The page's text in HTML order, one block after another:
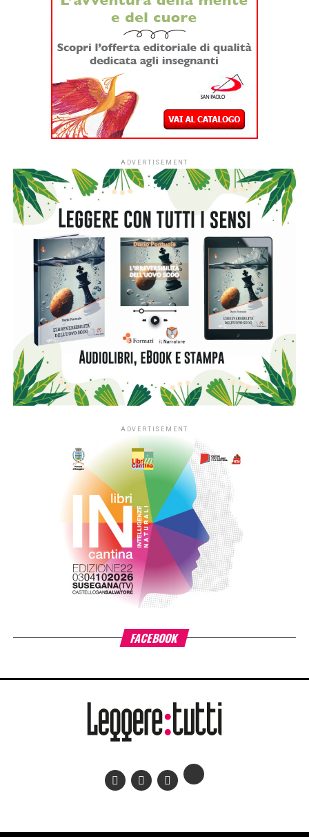
sincero ringraziamento a tutti gli autori che hanno
partecipato con grande entusiasmo a questa
venticinquesima edizione, contribuendo con la qualità
delle loro opere a far crescere ulteriormente il nostro
I vincitori del premio, che si conferma il più importante
concorso nazionale per gli autori emergenti, saranno
premiati a Lucca in occasione della 32^ edizione del
con eventi organizzati alla Biblioteca civica Agorà,
all’auditorium ISI di Barga con gran finale il 17 e 18
ottobre a Villa Bottini.
Nelle giornate di sabato 17 e domenica 18 ottobre, a Villa
Bottini, alla presenza degli autori vincitori del premio, sarà
presentata in anteprima la nuova antologia contenente i
racconti selezionati. Il disegno di copertina è stato
realizzato dal celebre vignettista Athos Careghi. La
prefazione è del professor Andrea Maggi, che sarà anche
ospite di LuccAutori.
Il premio Buduàr per il miglior racconto umoristico è stato
assegnato a Fabio Altadonna di Bologna per il racconto
“Bontown”. Altadonna vince anche il premio Fondazione
giovane. Il premio Esplanade per il migliore racconto
di viaggio va a Stefano Tigani di Mirano (Ve) per il
racconto “Corro da lei”, il premio Strada del vino e dell’olio
di Lucca, Montecarlo Versilia, a Marina Grasso di Prato
per “Del vino e della sapienza della terra”.
ELENCO VINCITORI IN ORDINE ALFABETICO – 25°
RACCONTI NELLA RETE 2026
1- FABIO ALTADONNA ” Bontown” (BOLOGNA) Premio
BUDUAR – Premio AIDR
3- DAMIANO BATTISTONI “La scalinata” (LUCCA)
4- ANNA LAURA BIANCHI “La pelle del gatto” (
5- FABIO CAMPOCCIA “La biblioteca dei capolavori muti”
6- GAETANO CERRACCHIO “Anime palindrome in
grassetto” (NAPOLI)